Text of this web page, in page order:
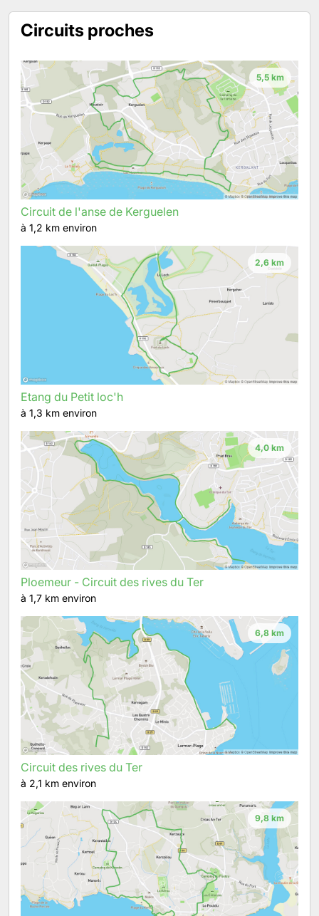
Circuits proches
5,5 km
Circuit de l'anse de Kerguelen
à 1,2 km environ
2,6 km
Etang du Petit loc'h
à 1,3 km environ
4,0 km
Ploemeur - Circuit des rives du Ter
à 1,7 km environ
6,8 km
Circuit des rives du Ter
à 2,1 km environ
9,8 km